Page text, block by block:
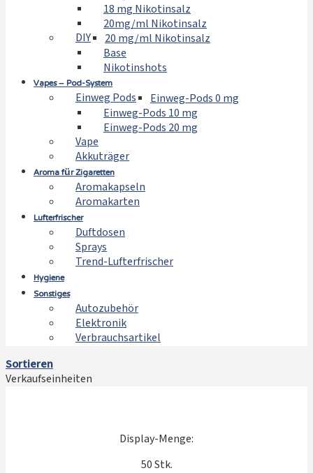
18 mg Nikotinsalz
20mg/ml Nikotinsalz
DIY
20 mg/ml Nikotinsalz
Base
Nikotinshots
Vapes – Pod-System
Einweg Pods
Einweg-Pods 0 mg
Einweg-Pods 10 mg
Einweg-Pods 20 mg
Vape
Akkuträger
Aroma für Zigaretten
Aromakapseln
Aromakarten
Lufterfrischer
Duftdosen
Sprays
Trend-Lufterfrischer
Hygiene
Sonstiges
Autozubehör
Elektronik
Verbrauchsartikel
Sortieren
Verkaufseinheiten
Display-Menge:
50 Stk.